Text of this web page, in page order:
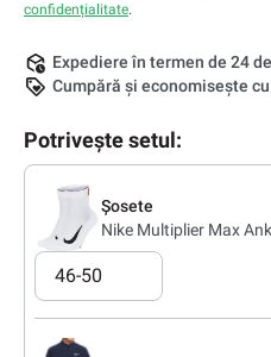
confidențialitate.
Expediere în termen de 24
Cumpără și economisește
Potrivește setul:
Șosete
Nike Multiplier Max
46-50